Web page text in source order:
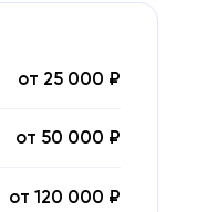
от 25 000 ₽
от 50 000 ₽
от 120 000 ₽